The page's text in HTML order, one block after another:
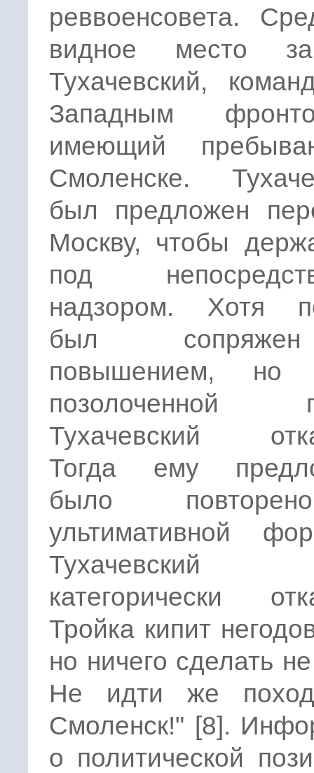
реввоенсовета.
видное место
Тухачевский,
Западным
имеющий
Смоленске.
был предложен
Москву, чтобы
под
надзором. Хотя
был
повышением,
позолоченной
Тухачевский
Тогда ему
было
ультимативной
Тухачевский
категорически
Тройка кипит
но ничего сделать
Не идти же
Смоленск!" [8].
о политической